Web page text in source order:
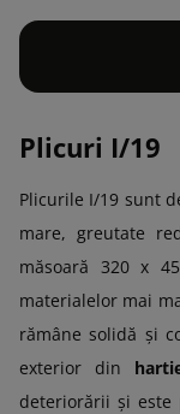
Plicuri I/19
Plicurile I/19 sunt
mare, greutate
măsoară 320 x
materialelor mai
rămâne solidă și
exterior din
deteriorării și este